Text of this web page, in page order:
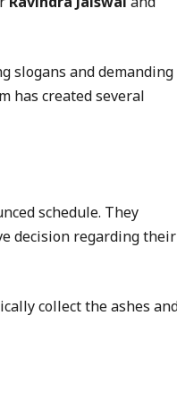
slogans and demanding
has created several
schedule. They
decision regarding their
collect the ashes